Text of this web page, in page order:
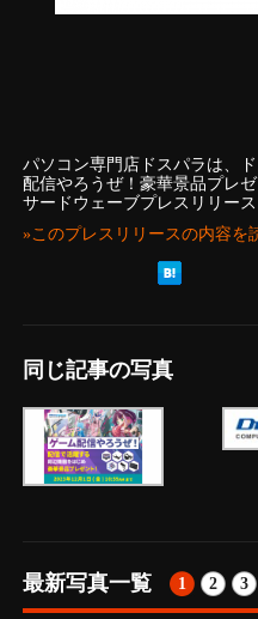
パソコン専門店ドスパラは、
配信やろうぜ！豪華景品プレ
サードウェーブプレスリリース
»このプレスリリースの内容を
同じ記事の写真
最新写真一覧 1 2 3